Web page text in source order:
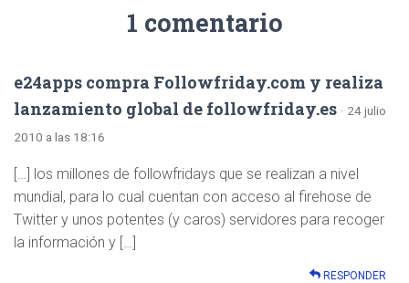
1 comentario
e24apps compra Followfriday.com y realiza
lanzamiento global de followfriday.es · 24 julio
2010 a las 18:16
[…] los millones de followfridays que se realizan a nivel
mundial, para lo cual cuentan con acceso al firehose de
Twitter y unos potentes (y caros) servidores para recoger
la información y […]
RESPONDER